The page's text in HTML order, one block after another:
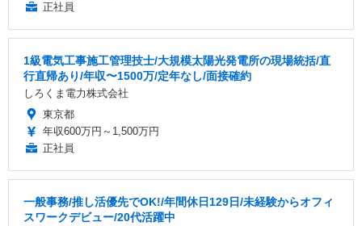
正社員
1級電気工事施工管理技士/大規模太陽光発電所の現場統括/直
行直帰あり/年収〜1500万/定年なし/面接確約
しろくま電力株式会社
東京都
年収600万円～1,500万円
正社員
一般事務/推し活優先でOK!/年間休日129日/未経験からオフィ
スワークデビュー/20代活躍中